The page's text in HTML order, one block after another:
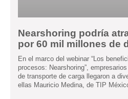
Nearshoring podría
por 60 mil millones de
En el marco del webinar “Los
procesos: Nearshoring”,
de transporte de carga llegaron a
ellas Mauricio Medina, de TIP